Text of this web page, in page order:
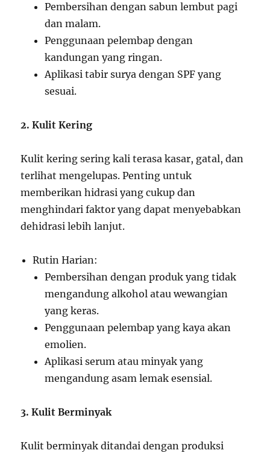
Pembersihan dengan sabun lembut pagi
dan malam.
Penggunaan pelembap dengan
kandungan yang ringan.
Aplikasi tabir surya dengan SPF yang
sesuai.
2. Kulit Kering
Kulit kering sering kali terasa kasar, gatal, dan
terlihat mengelupas. Penting untuk
memberikan hidrasi yang cukup dan
menghindari faktor yang dapat menyebabkan
dehidrasi lebih lanjut.
Rutin Harian:
Pembersihan dengan produk yang tidak
mengandung alkohol atau wewangian
yang keras.
Penggunaan pelembap yang kaya akan
emolien.
Aplikasi serum atau minyak yang
mengandung asam lemak esensial.
3. Kulit Berminyak
Kulit berminyak ditandai dengan produksi